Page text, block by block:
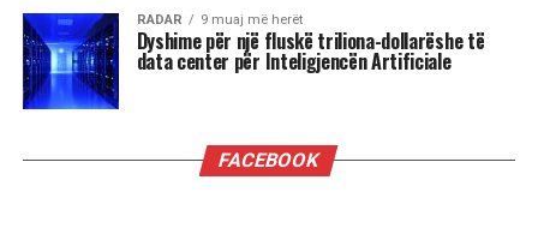
RADAR 9 muaj më herët
Dyshime për një fluskë triliona-dollarëshe të
data center për Inteligjencën Artificiale
FACEBOOK